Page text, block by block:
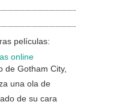
películas:
online
de Gotham City,
una ola de
de su cara